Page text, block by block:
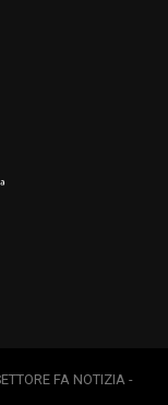
FA NOTIZIA -